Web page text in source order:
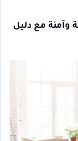
وآمنة مع دليل